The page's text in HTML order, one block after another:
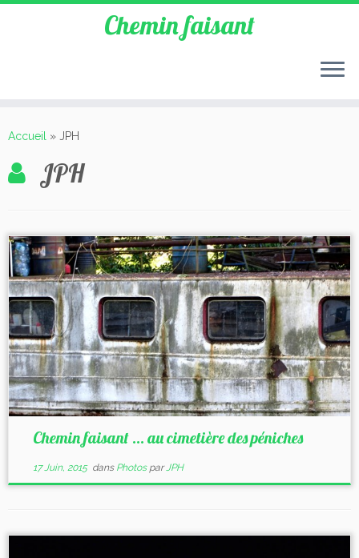
Chemin faisant
Accueil » JPH
JPH
Chemin faisant … au cimetière des péniches
17 Juin, 2015dans Photos parJPH